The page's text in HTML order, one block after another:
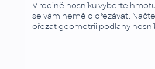
V rodině nosníku vyberte
se vám nemělo ořezávat.
ořezat geometrii podlahy